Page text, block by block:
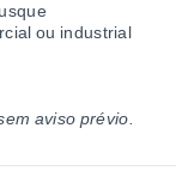
ou industrial
aviso prévio.